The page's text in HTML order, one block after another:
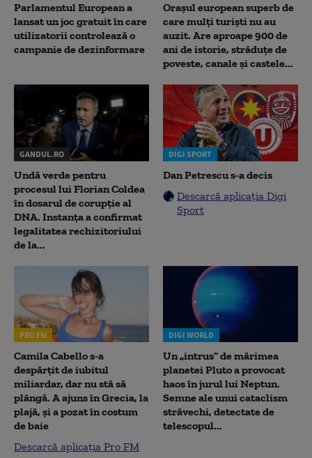
Parlamentul European a
lansat un joc gratuit în care
utilizatorii controlează o
campanie de dezinformare
Orașul european superb de
care mulți turiști nu au
auzit. Are aproape 900 de
ani de istorie, străduțe de
poveste, canale și castele...
GANDUL.RO
Undă verde pentru
procesul lui Florian Coldea
în dosarul de corupție al
DNA. Instanța a confirmat
legalitatea rechizitoriului
de la...
DIGI SPORT
Dan Petrescu s-a decis
Descarcă aplicația Digi
Sport
PRO FM
Camila Cabello s-a
despărțit de iubitul
miliardar, dar nu stă să
plângă. A ajuns în Grecia, la
plajă, și a pozat în costum
de baie
Descarcă aplicația Pro FM
DIGI WORLD
Un „intrus” de mărimea
planetei Pluto a provocat
haos în jurul lui Neptun.
Semne ale unui cataclism
străvechi, detectate de
telescopul...